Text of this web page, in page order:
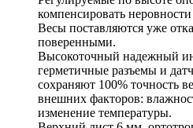
компенсировать
Весы поставляются уже
поверенными.
Высокоточный надежный
герметичные разъемы и
сохраняют 100% точность
внешних факторов:
изменение температуры.